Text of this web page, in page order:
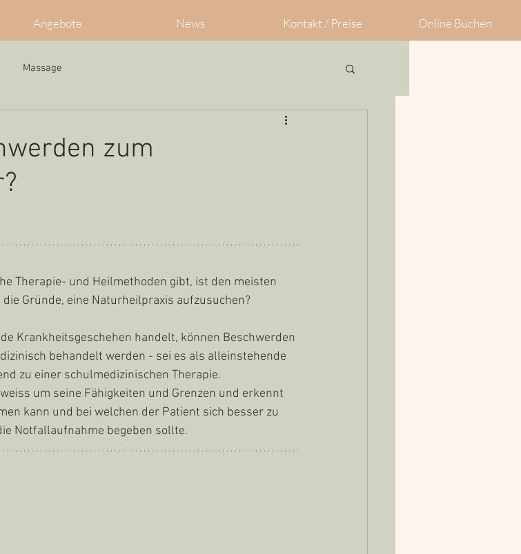
Angebote News Kontakt / Preise Online Buchen
Massage
zum
Therapie- und Heilmethoden gibt, ist den meisten
Gründe, eine Naturheilpraxis aufzusuchen?
Krankheitsgeschehen handelt, können Beschwerden
behandelt werden - sei es als alleinstehende
zu einer schulmedizinischen Therapie.
um seine Fähigkeiten und Grenzen und erkennt
kann und bei welchen der Patient sich besser zu
Notfallaufnahme begeben sollte.